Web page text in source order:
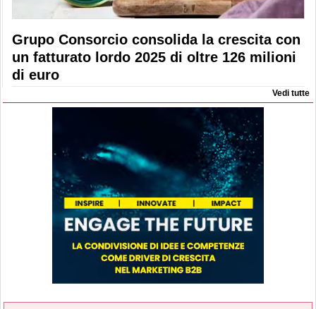
Grupo Consorcio consolida la crescita con
un fatturato lordo 2025 di oltre 126 milioni
di euro
Vedi tutte